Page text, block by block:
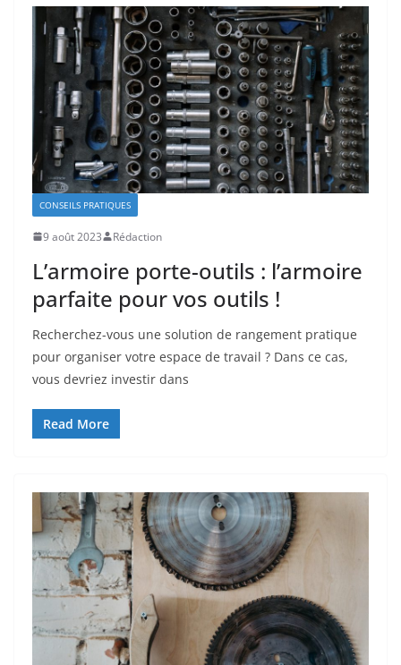
CONSEILS PRATIQUES
9 août 2023 Rédaction
L’armoire porte-outils : l’armoire
parfaite pour vos outils !
Recherchez-vous une solution de rangement pratique
pour organiser votre espace de travail ? Dans ce cas,
vous devriez investir dans
Read More